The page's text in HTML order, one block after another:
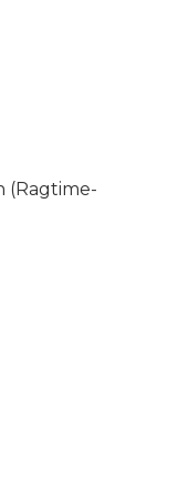
(Ragtime-